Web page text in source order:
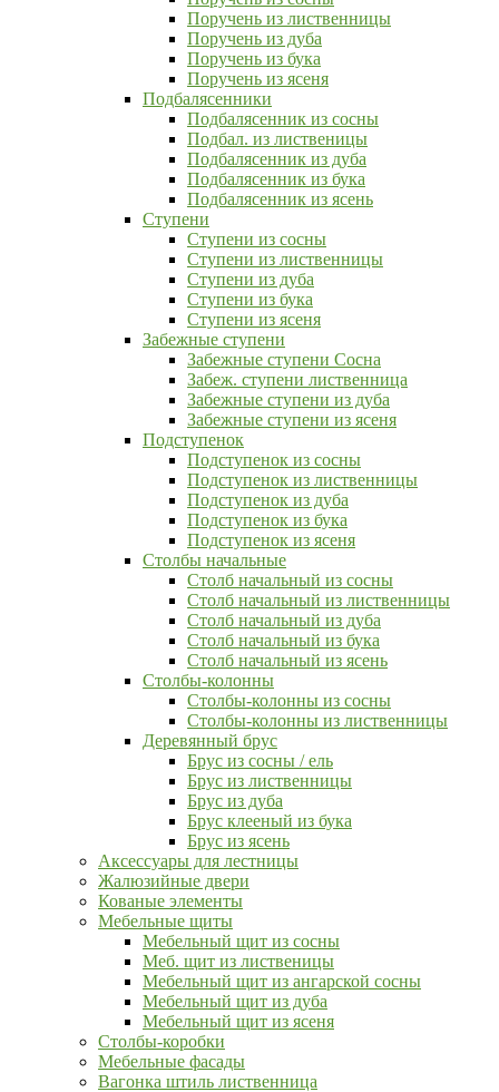
Поручень из лиственницы
Поручень из дуба
Поручень из бука
Поручень из ясеня
Подбалясенники
Подбалясенник из сосны
Подбал. из лиственицы
Подбалясенник из дуба
Подбалясенник из бука
Подбалясенник из ясень
Ступени
Ступени из сосны
Ступени из лиственницы
Ступени из дуба
Ступени из бука
Ступени из ясеня
Забежные ступени
Забежные ступени Сосна
Забеж. ступени лиственница
Забежные ступени из дуба
Забежные ступени из ясеня
Подступенок
Подступенок из сосны
Подступенок из лиственницы
Подступенок из дуба
Подступенок из бука
Подступенок из ясеня
Столбы начальные
Столб начальный из сосны
Столб начальный из лиственницы
Столб начальный из дуба
Столб начальный из бука
Столб начальный из ясень
Столбы-колонны
Столбы-колонны из сосны
Столбы-колонны из лиственницы
Деревянный брус
Брус из сосны / ель
Брус из лиственницы
Брус из дуба
Брус клееный из бука
Брус из ясень
Аксессуары для лестницы
Жалюзийные двери
Кованые элементы
Мебельные щиты
Мебельный щит из сосны
Меб. щит из лиственицы
Мебельный щит из ангарской сосны
Мебельный щит из дуба
Мебельный щит из ясеня
Столбы-коробки
Мебельные фасады
Вагонка штиль лиственница